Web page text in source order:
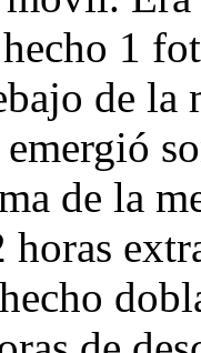
1
de la
de la
horas